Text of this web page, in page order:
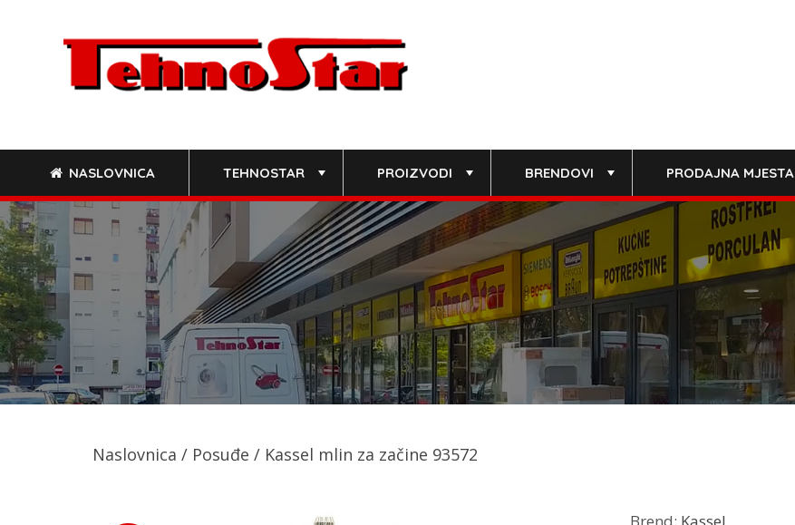
NASLOVNICA TEHNOSTAR PROIZVODI BRENDOVI PRODAJNA MJESTA
Naslovnica / Posuđe / Kassel mlin za začine 93572
Brend: Kassel